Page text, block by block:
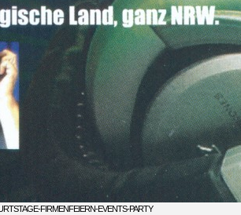
FIRMENFEIERN-EVENTS-PARTY